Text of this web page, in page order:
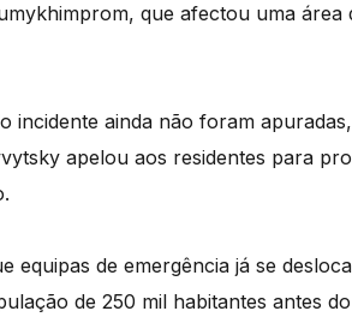
que afectou uma
incidente ainda não foram
apelou aos residentes para
equipas de emergência já se
de 250 mil habitantes antes